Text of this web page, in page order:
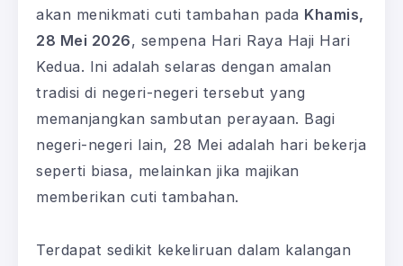
akan menikmati cuti tambahan pada Khamis,
28 Mei 2026, sempena Hari Raya Haji Hari
Kedua. Ini adalah selaras dengan amalan
tradisi di negeri-negeri tersebut yang
memanjangkan sambutan perayaan. Bagi
negeri-negeri lain, 28 Mei adalah hari bekerja
seperti biasa, melainkan jika majikan
memberikan cuti tambahan.
Terdapat sedikit kekeliruan dalam kalangan